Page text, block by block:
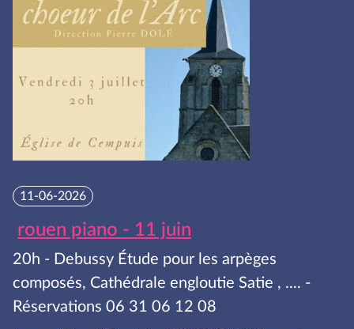
11-06-2026
rouen piano - 11 juin
20h - Debussy Étude pour les arpèges
composés, Cathédrale engloutie Satie , .... -
Réservations 06 31 06 12 08